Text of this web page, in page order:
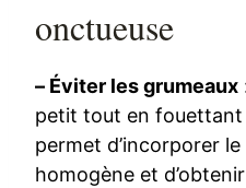
onctueuse
– Éviter les grumeaux
petit tout en fouettant
permet d’incorporer
homogène et